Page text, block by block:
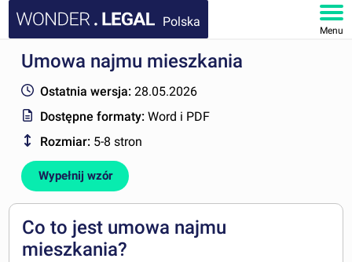
Polska
Menu
STRONA GŁÓWNA
DOKUMENTY
FAQ
MOJE KONTO
Umowa najmu mieszkania
Ostatnia wersja: 28.05.2026
Dostępne formaty:Word i PDF
Rozmiar: 5-8 stron
Wypełnij wzór
Co to jest umowa najmu
mieszkania?